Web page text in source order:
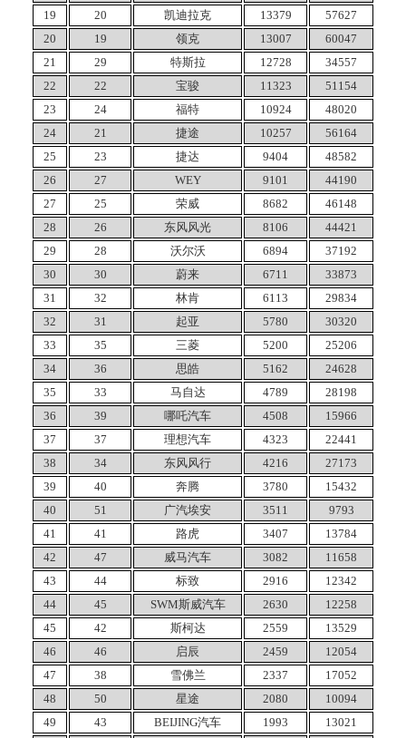
19
20 凯迪拉克 13379
57627
20
19 领克 13007
60047
21
29 特斯拉 12728
34557
22
22 宝骏 11323
51154
23
24 福特 10924
48020
24
21 捷途 10257
56164
25
23 捷达 9404
48582
26
27 WEY 9101
44190
27
25 荣威 8682
46148
28
26 东风风光 8106
44421
29
28 沃尔沃 6894
37192
30
30 蔚来 6711
33873
31
32 林肯 6113
29834
32
31 起亚 5780
30320
33
35 三菱 5200
25206
34
36 思皓 5162
24628
35
33 马自达 4789
28198
36
39 哪吒汽车 4508
15966
37
37 理想汽车 4323
22441
38
34 东风风行 4216
27173
39
40 奔腾 3780
15432
40
51 广汽埃安 3511
9793
41
41 路虎 3407
13784
42
47 威马汽车 3082
11658
43
44 标致 2916
12342
44
45 SWM斯威汽车 2630
12258
45
42 斯柯达 2559
13529
46
46 启辰 2459
12054
47
38 雪佛兰 2337
17052
48
50 星途 2080
10094
49
43 BEIJING汽车 1993
13021